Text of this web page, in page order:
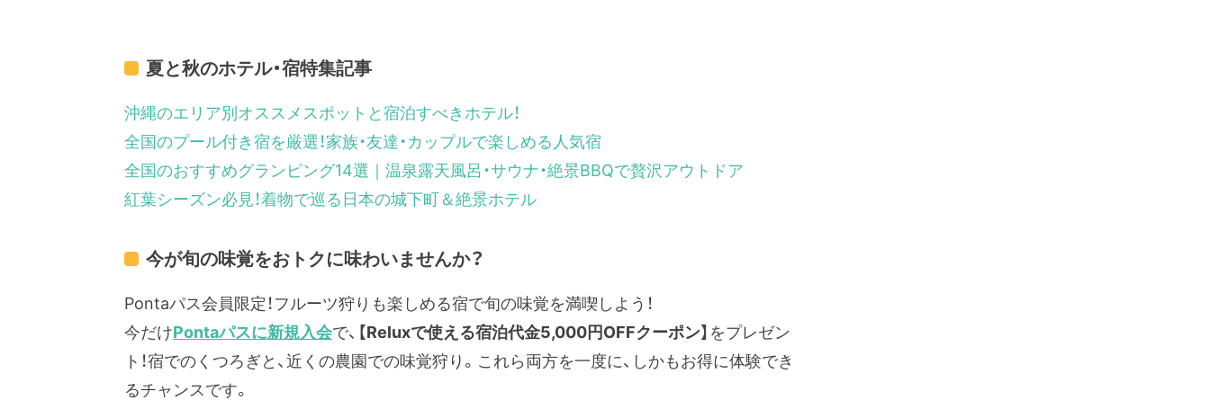
夏と秋のホテル・宿特集記事
沖縄のエリア別オススメスポットと宿泊すべきホテル！
全国のプール付き宿を厳選！家族・友達・カップルで楽しめる人気宿
全国のおすすめグランピング14選｜温泉露天風呂・サウナ・絶景BBQで贅沢アウトドア
紅葉シーズン必見！着物で巡る日本の城下町＆絶景ホテル
今が旬の味覚をおトクに味わいませんか？
Pontaパス会員限定！フルーツ狩りも楽しめる宿で旬の味覚を満喫しよう！
今だけPontaパスに新規入会で、 【Reluxで使える宿泊代金5,000円OFFクーポン】 をプレゼン
ト！宿でのくつろぎと、近くの農園での味覚狩り。これら両方を一度に、しかもお得に体験でき
るチャンスです。